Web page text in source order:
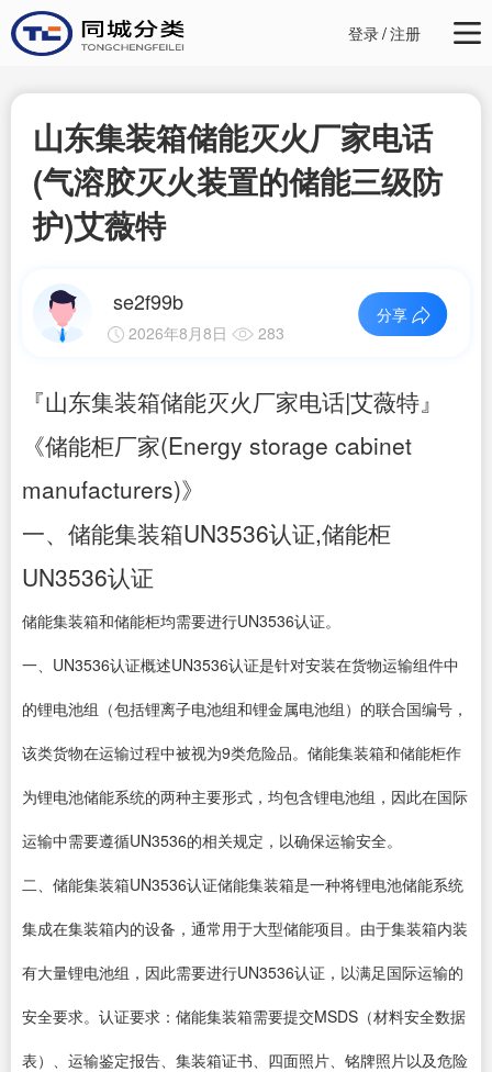
登录/注册
山东集装箱储能灭火厂家电话
(气溶胶灭火装置的储能三级防
护)艾薇特
se2f99b
2026年8月8日 283
分享
『山东集装箱储能灭火厂家电话|艾薇特』
《储能柜厂家(Energy storage cabinet
manufacturers)》
一、储能集装箱UN3536认证,储能柜
UN3536认证
储能集装箱和储能柜均需要进行UN3536认证。
一、UN3536认证概述UN3536认证是针对安装在货物运输组件中
的锂电池组（包括锂离子电池组和锂金属电池组）的联合国编号，
该类货物在运输过程中被视为9类危险品。储能集装箱和储能柜作
为锂电池储能系统的两种主要形式，均包含锂电池组，因此在国际
运输中需要遵循UN3536的相关规定，以确保运输安全。
二、储能集装箱UN3536认证储能集装箱是一种将锂电池储能系统
集成在集装箱内的设备，通常用于大型储能项目。由于集装箱内装
有大量锂电池组，因此需要进行UN3536认证，以满足国际运输的
安全要求。认证要求：储能集装箱需要提交MSDS（材料安全数据
表）、运输鉴定报告、集装箱证书、四面照片、铭牌照片以及危险